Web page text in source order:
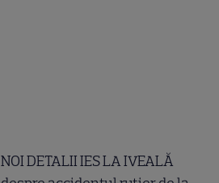
NOI DETALII IES LA IVEALĂ